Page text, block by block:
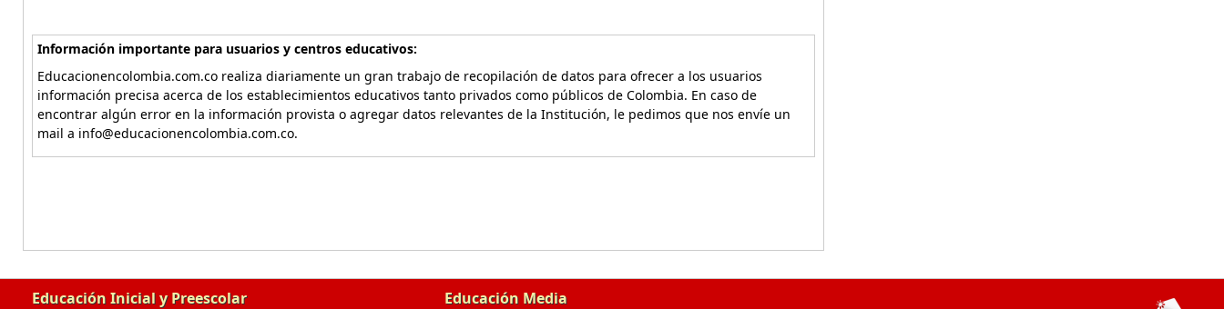
Información importante para usuarios y centros educativos:
Educacionencolombia.com.co realiza diariamente un gran trabajo de recopilación de datos para ofrecer a los usuarios
información precisa acerca de los establecimientos educativos tanto privados como públicos de Colombia. En caso de
encontrar algún error en la información provista o agregar datos relevantes de la Institución, le pedimos que nos envíe un
mail a info@educacionencolombia.com.co.
Educación Inicial y Preescolar Educación Media